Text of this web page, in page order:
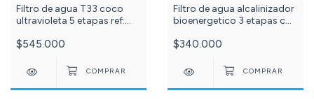
Filtro de agua T33 coco
ultravioleta 5 etapas ref:
$545.000
Filtro de agua alcalinizador
bioenergetico 3 etapas c
$340.000